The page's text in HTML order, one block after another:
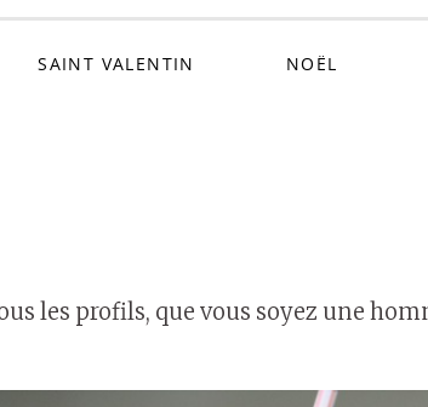
SAINT VALENTIN NOËL
les profils, que vous soyez une